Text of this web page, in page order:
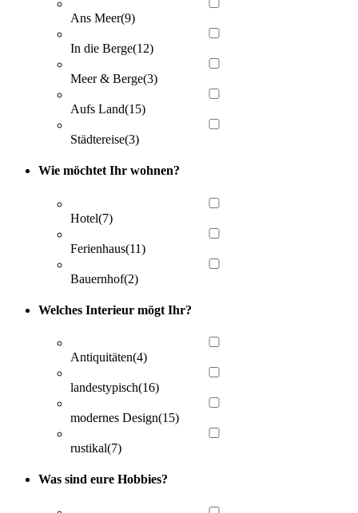
Ans Meer(9)
In die Berge(12)
Meer & Berge(3)
Aufs Land(15)
Städtereise(3)
Wie möchtet Ihr wohnen?
Hotel(7)
Ferienhaus(11)
Bauernhof(2)
Welches Interieur mögt Ihr?
Antiquitäten(4)
landestypisch(16)
modernes Design(15)
rustikal(7)
Was sind eure Hobbies?